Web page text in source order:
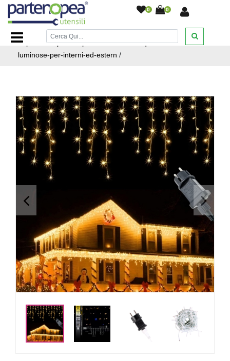
0 0
Home Page/ARTICOLI NATALIZI/TENDE LUMINOSE
https://www.partenopeautensili.com/acquista-tende-
luminose-per-interni-ed-estern /
< >